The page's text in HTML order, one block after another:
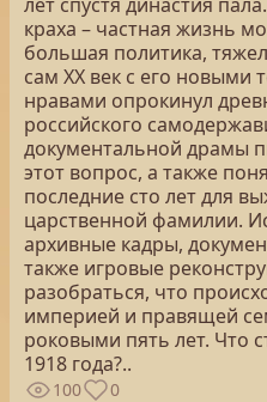
краха – частная жизнь
большая политика,
сам ХХ век с его новыми
нравами опрокинул
российского
документальной драмы
этот вопрос, а также
последние сто лет для
царственной фамилии.
архивные кадры,
также игровые
разобраться, что
империей и правящей
роковыми пять лет. Что
1918 года?..
100 0